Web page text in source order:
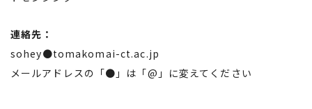
連絡先：
sohey●tomakomai-ct.ac.jp
メールアドレスの「●」は「@」に変えてください